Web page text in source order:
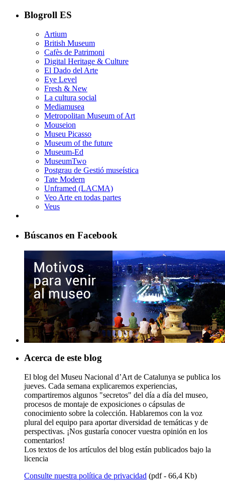
Blogroll ES
Artium
British Museum
Cafès de Patrimoni
Digital Heritage & Culture
El Dado del Arte
Eye Level
Fresh & New
La cultura social
Mediamusea
Metropolitan Museum of Art
Mouseion
Museu Picasso
Museum of the future
Museum-Ed
MuseumTwo
Postgrau de Gestió museística
Tate Modern
Unframed (LACMA)
Veo Arte en todas partes
Veus
Búscanos en Facebook
Acerca de este blog
El blog del Museu Nacional d’Art de Catalunya se publica los
jueves. Cada semana explicaremos experiencias,
compartiremos algunos "secretos" del día a día del museo,
procesos de montaje de exposiciones o cápsulas de
conocimiento sobre la colección. Hablaremos con la voz
plural del equipo para aportar diversidad de temáticas y de
perspectivas. ¡Nos gustaría conocer vuestra opinión en los
comentarios!
Los textos de los artículos del blog están publicados bajo la
licencia
Consulte nuestra política de privacidad (pdf - 66,4 Kb)